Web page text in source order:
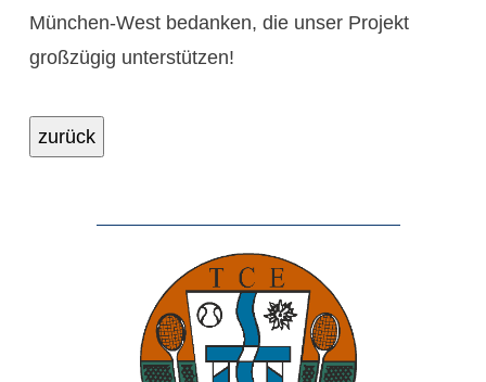
München-West bedanken, die unser Projekt
großzügig unterstützen!
zurück